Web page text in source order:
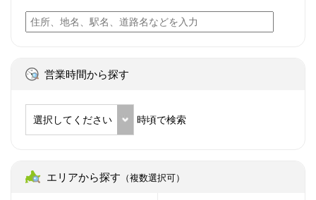
営業時間から探す
選択してください 時頃で検索
エリアから探す （複数選択可）